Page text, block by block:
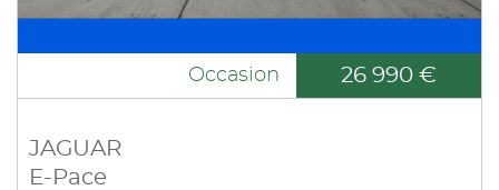
Occasion 26 990 €
JAGUAR
E-Pace